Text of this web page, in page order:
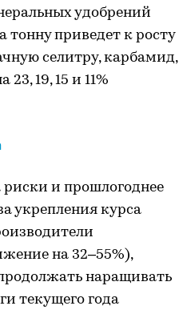
удобрений
тонну приведет к росту
селитру, карбамид,
19, 15 и 11%
и прошлогоднее
укрепления курса
на 32–55%),
наращивать
текущего года